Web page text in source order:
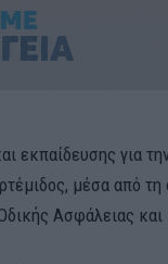
εκπαίδευσης για
μέσα από τη
Ασφάλειας